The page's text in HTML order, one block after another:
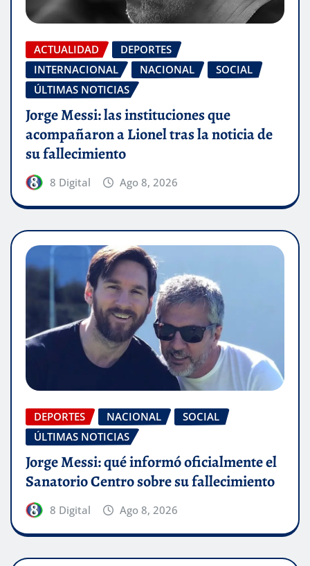
ACTUALIDAD
DEPORTES
INTERNACIONAL
NACIONAL
SOCIAL
ÚLTIMAS NOTICIAS
Jorge Messi: las instituciones que
acompañaron a Lionel tras la noticia de
su fallecimiento
8 Digital Ago 8, 2026
DEPORTES NACIONAL
SOCIAL
ÚLTIMAS NOTICIAS
Jorge Messi: qué informó oficialmente el
Sanatorio Centro sobre su fallecimiento
8 Digital Ago 8, 2026